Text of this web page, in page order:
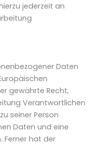
jederzeit an
Daten
gewährte Recht,
Verantwortlichen
seiner Person
Daten und eine
Ferner hat der